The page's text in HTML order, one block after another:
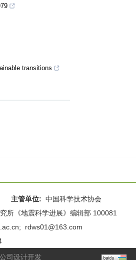
transitions
主管单位: 中国科学技术协会
所《地震科学进展》编辑部 100081
; rdws01@163.com
司设计开发